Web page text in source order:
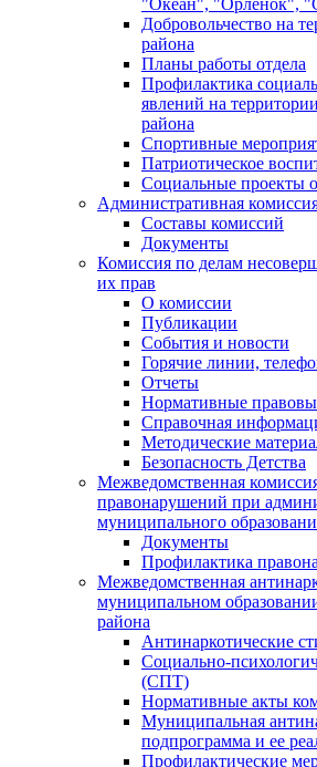
"Океан", "Орленок",
Добровольчество на
района
Планы работы отдела
Профилактика
явлений на
района
Спортивные
Патриотическое
Социальные проекты
Административная
Составы комиссий
Документы
Комиссия по делам
их прав
О комиссии
Публикации
События и новости
Горячие линии,
Отчеты
Нормативные
Справочная
Методические
Безопасность Детства
Межведомственная
правонарушений при
муниципального
Документы
Профилактика
Межведомственная
муниципальном
района
Антинаркотические
Социально-
(СПТ)
Нормативные акты
Муниципальная
подпрограмма и ее
Профилактические